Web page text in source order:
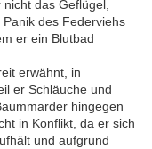
das Geflügel,
des Federviehs
er ein Blutbad
erwähnt, in
er Schläuche und
hingegen
in Konflikt, da er sich
und aufgrund